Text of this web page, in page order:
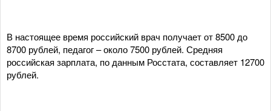
В настоящее время российский врач получает от 8500 до
8700 рублей, педагог – около 7500 рублей. Средняя
российская зарплата, по данным Росстата, составляет 12700
рублей.